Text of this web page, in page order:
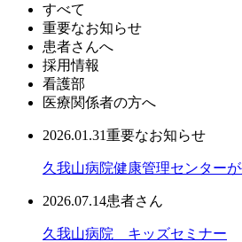
すべて
重要なお知らせ
患者さんへ
採用情報
看護部
医療関係者の方へ
2026.01.31重要なお知らせ
久我山病院健康管理センター
2026.07.14患者さん
久我山病院 キッズセミナー